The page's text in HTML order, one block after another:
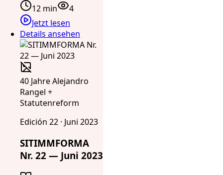
12 min
4
Jetzt lesen
Details ansehen
40 Jahre Alejandro
Rangel +
Statutenreform
Edición 22 · Juni 2023
SITIMMFORMA
Nr. 22 — Juni 2023